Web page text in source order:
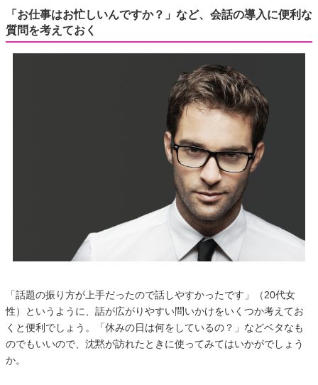
「お仕事はお忙しいんですか？」など、会話の導入に便利な
質問を考えておく
「話題の振り方が上手だったので話しやすかったです」（20代女
性）というように、話が広がりやすい問いかけをいくつか考えてお
くと便利でしょう。「休みの日は何をしているの？」などベタなも
のでもいいので、沈黙が訪れたときに使ってみてはいかがでしょう
か。